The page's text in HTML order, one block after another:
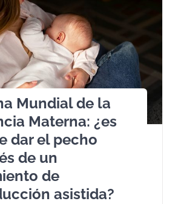
Mundial de la
Materna: ¿es
dar el pecho
de un
de
asistida?